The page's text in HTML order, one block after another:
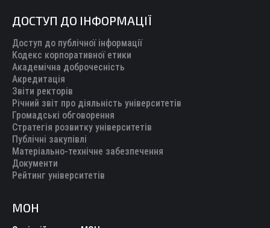
ДОСТУП ДО ІНФОРМАЦІЇ
Доступ до публічної інформації
Кодекс корпоративної етики
Академічна доброчесність
Акредитація
Звіти ректорів
Річний звіт про діяльність університетів
Громадські обговорення
Стратегія розвитку університетів
Публічні закупівлі
Матеріально-технічне забезпечення
Документи
Рейтинг університетів
МОН